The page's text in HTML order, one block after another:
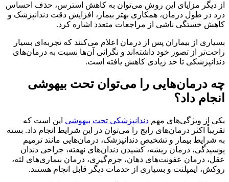
از دیگر مزایای این روش می‌توان به کاهش استرس، حذف احساس
درد در طول درمان، همکاری بهتر بیمار، افزایش دقت دندانپزشک و
کاهش خستگی ناشی از مراجعات متعدد اشاره کرد.
بسیاری از بیماران پس از درمان اعلام می‌کنند که تجربه‌ای بسیار
راحت‌تر از تصور خود داشته‌اند و نگرانی آن‌ها نسبت به درمان‌های
دندانپزشکی تا حد زیادی کاهش یافته است.
چه درمان‌هایی را می‌توان تحت بیهوشی
انجام داد؟
یکی از ویژگی‌های مهم دندانپزشکی تحت بیهوشی این است که
تقریباً اکثر درمان‌های رایج را می‌توان در این شرایط انجام داد. بسته
به شرایط بیمار و تشخیص دندانپزشک، درمان‌هایی مانند ترمیم
پوسیدگی، درمان ریشه، کشیدن دندان‌های نهفته، جراحی دندان
عقل، درمان عفونت‌های دهان، جرم‌گیری، درمان بیماری‌های لثه،
روکش، ایمپلنت و بسیاری از خدمات دیگر قابل انجام هستند.